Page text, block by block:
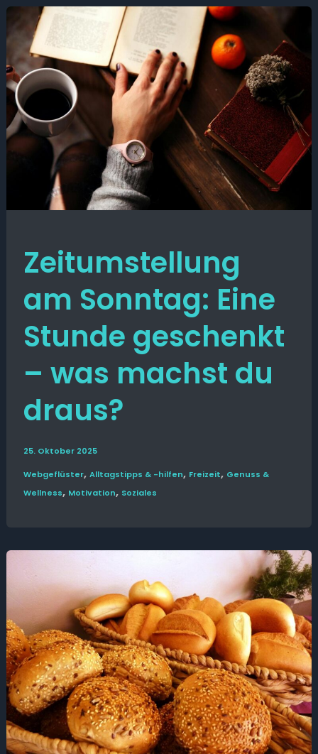
Zeitumstellung
am Sonntag: Eine
Stunde geschenkt
– was machst du
draus?
25. Oktober 2025
Web­­geflüster, Alltags­tipps & -hilfen, Freizeit, Genuss &
Wellness, Motivation, Soziales